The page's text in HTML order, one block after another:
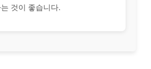
것이 좋습니다.